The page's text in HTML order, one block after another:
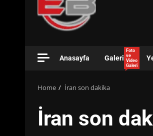
Anasayfa Galeri
Foto
ve
Video
Galeri
Home İran son dakika
İran son